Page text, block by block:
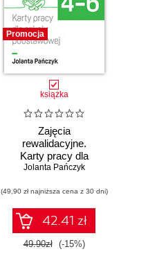
Promocja
książka
Zajęcia
rewalidacyjne.
Karty pracy dla
szkoły
klasy 4-6
Jolanta Pańczyk
(49,90 zł najniższa cena z 30 dni)
42.41 zł
49.90zł (-15%)